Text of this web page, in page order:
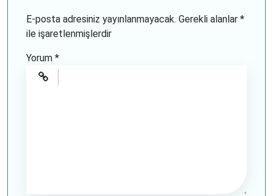
E-posta adresiniz yayınlanmayacak. Gerekli alanlar *
ile işaretlenmişlerdir
Yorum *